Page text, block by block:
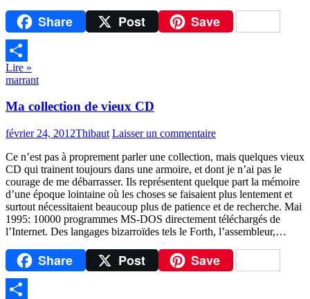
Share Post Save
Partager
Lire »
marrant
Ma collection de vieux CD
février 24, 2012Thibaut Laisser un commentaire
Ce n’est pas à proprement parler une collection, mais quelques vieux
CD qui trainent toujours dans une armoire, et dont je n’ai pas le
courage de me débarrasser. Ils représentent quelque part la mémoire
d’une époque lointaine où les choses se faisaient plus lentement et
surtout nécessitaient beaucoup plus de patience et de recherche. Mai
1995: 10000 programmes MS-DOS directement téléchargés de
l’Internet. Des langages bizarroïdes tels le Forth, l’assembleur,…
Share Post Save